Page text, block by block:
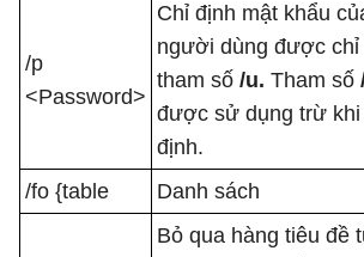
/p
<Password>
Chỉ định mật khẩu
người dùng được chỉ
tham số /u. Tham số
được sử dụng trừ khi
định.
/fo {table
Danh sách
Bỏ qua hàng tiêu đề